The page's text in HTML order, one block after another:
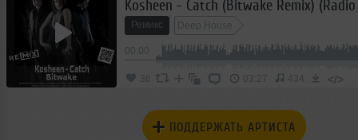
Kosheen - Catch (Bitwake Remix)
Ремикс Deep House
36 03:27 434 </>
ПОДДЕРЖАТЬ АРТИСТА